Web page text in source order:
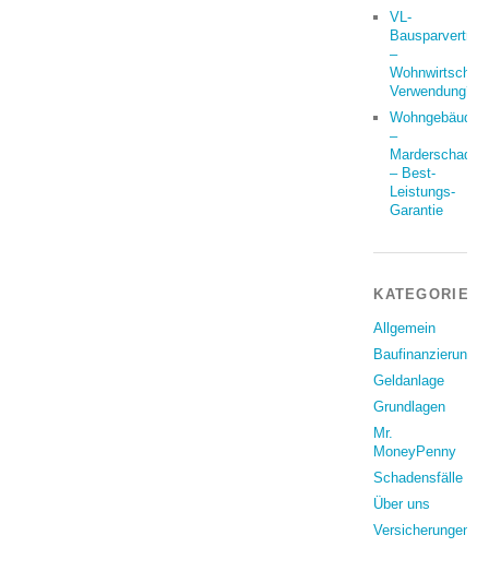
VL-
Bausparvertrag
–
Verwendung?
Wohngebäude
–
Marderschaden
– Best-
Leistungs-
Garantie
KATEGORIEN
Allgemein
Baufinanzierung
Geldanlage
Grundlagen
Mr.
MoneyPenny
Schadensfälle
Über uns
Versicherungen